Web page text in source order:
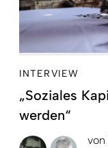
INTERVIEW
„Soziales
werden“
von